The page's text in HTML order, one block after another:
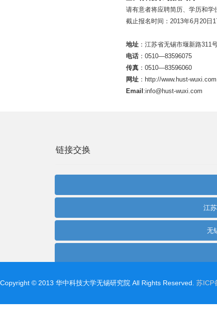
请有意者将应聘简历、学历和学
截止报名时间：2013年6月20日
地址 ：江苏省无锡市堰新路311
电话 ：
传真 ：0510—83596060
网址 ：http://www.hust-
Email :info@hust-wuxi.com
Copyright©2013华中科技大学无锡研究院AllRightsReserved. 苏ICP